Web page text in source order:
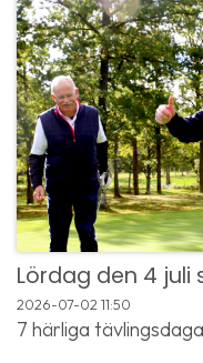
Lördag den 4
2026-07-02 11:50
7 härliga